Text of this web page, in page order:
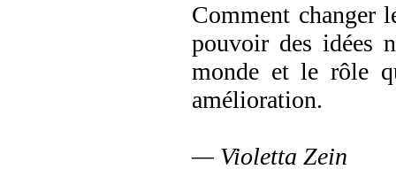
Comment changer
pouvoir des idées
monde et le rôle
amélioration.
— Violetta Zein